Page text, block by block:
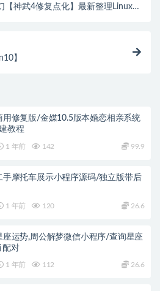
【神武4修复点化】最新整理Linux手
】
用修复版/金媒10.5版本婚恋相亲系统
教程
1 年前 142 99.9
手摩托车展示小程序源码/独立版带后
1 年前 120 26.6
座运势,周公解梦微信小程序/查询星座
配对
1 年前 112 26.6